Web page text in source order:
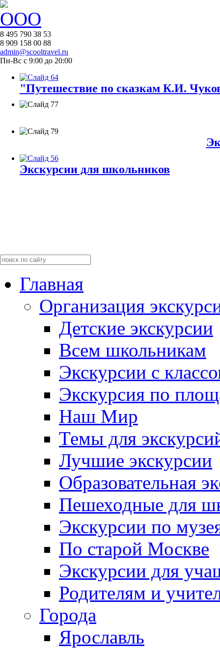
8 495 790 38 53
8 909 158 00 88
admin@scooltravel.ru
Пн-Вс с 9:00 до 20:00
"Путешествие по сказкам К.И.
Экскурсии для школьников
Главная
Организация
Детские экскурсии
Всем школьникам
Экскурсии c
Экскурсия по
Наш Мир
Темы для
Лучшие экскурсии
Образовательная
Пешеходные для
Экскурсии по
По старой Москве
Экскурсии для
Родителям и
Города
Ярославль